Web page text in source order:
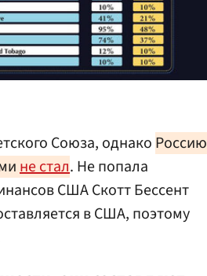
Союза, однако Россию
не стал. Не попала
США Скотт Бессент
в США, поэтому